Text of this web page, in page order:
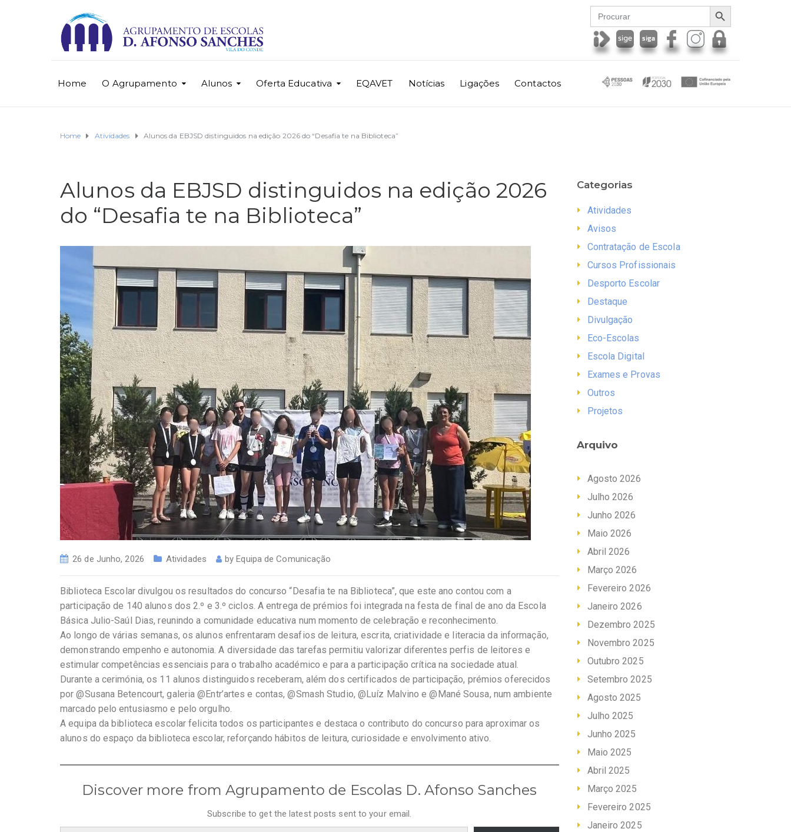
Search
for:
SEARCH BUTTON
Home O Agrupamento Alunos Oferta Educativa EQAVET Notícias Ligações Contactos
Home Atividades Alunos da EBJSD distinguidos na edição 2026 do “Desafia te na Biblioteca”
Alunos da EBJSD distinguidos na edição 2026
do “Desafia te na Biblioteca”
26 de Junho, 2026 Atividades byEquipa de Comunicação
Biblioteca Escolar divulgou os resultados do concurso “Desafia te na Biblioteca”, que este ano contou com a
participação de 140 alunos dos 2.º e 3.º ciclos. A entrega de prémios foi integrada na festa de final de ano da Escola
Básica Julio-Saúl Dias, reunindo a comunidade educativa num momento de celebração e reconhecimento.
Ao longo de várias semanas, os alunos enfrentaram desafios de leitura, escrita, criatividade e literacia da informação,
demonstrando empenho e autonomia. A diversidade das tarefas permitiu valorizar diferentes perfis de leitores e
estimular competências essenciais para o trabalho académico e para a participação crítica na sociedade atual.
Durante a cerimónia, os 11 alunos distinguidos receberam, além dos certificados de participação, prémios oferecidos
por @Susana Betencourt, galeria @Entr’artes e contas, @Smash Studio, @Luíz Malvino e @Mané Sousa, num ambiente
marcado pelo entusiasmo e pelo orgulho.
A equipa da biblioteca escolar felicita todos os participantes e destaca o contributo do concurso para aproximar os
alunos do espaço da biblioteca escolar, reforçando hábitos de leitura, curiosidade e envolvimento ativo.
Discover more from Agrupamento de Escolas D. Afonso Sanches
Subscribe to get the latest posts sent to your email.
Type your email…
Categorias
Atividades
Avisos
Contratação de Escola
Cursos Profissionais
Desporto Escolar
Destaque
Divulgação
Eco-Escolas
Escola Digital
Exames e Provas
Outros
Projetos
Arquivo
Agosto 2026
Julho 2026
Junho 2026
Maio 2026
Abril 2026
Março 2026
Fevereiro 2026
Janeiro 2026
Dezembro 2025
Novembro 2025
Outubro 2025
Setembro 2025
Agosto 2025
Julho 2025
Junho 2025
Maio 2025
Abril 2025
Março 2025
Fevereiro 2025
Janeiro 2025